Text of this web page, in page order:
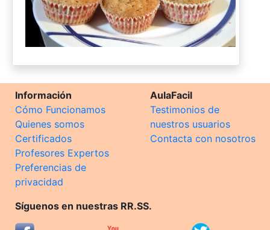
Información
Cómo Funcionamos
Quienes somos
Certificados
Profesores Expertos
Preferencias de
privacidad
AulaFacil
Testimonios de
nuestros usuarios
Contacta con nosotros
Síguenos en nuestras RR.SS.